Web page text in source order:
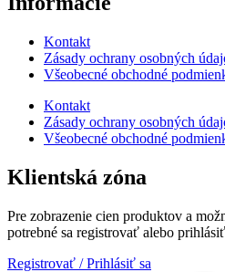
Kontakt
Zásady ochrany osobných
Všeobecné obchodné
Kontakt
Zásady ochrany osobných
Všeobecné obchodné
Klientská zóna
Pre zobrazenie cien produktov a
potrebné sa registrovať alebo
Registrovať / Prihlásiť sa